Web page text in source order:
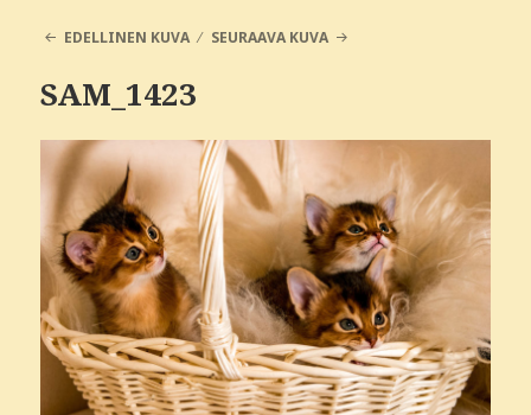
EDELLINEN KUVA SEURAAVA KUVA
SAM_1423